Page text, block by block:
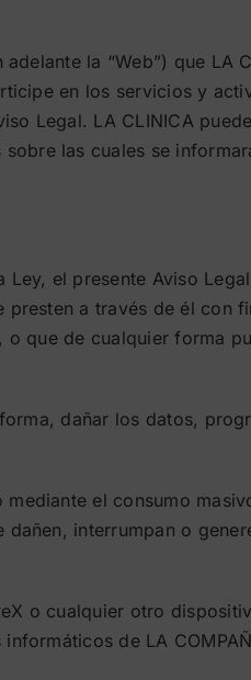
la “Web”) que LA
en los servicios y
Legal. LA CLINICA
las cuales se
el presente Aviso
a través de él con
que de cualquier forma
dañar los datos,
el consumo
interrumpan o
o cualquier otro
de LA